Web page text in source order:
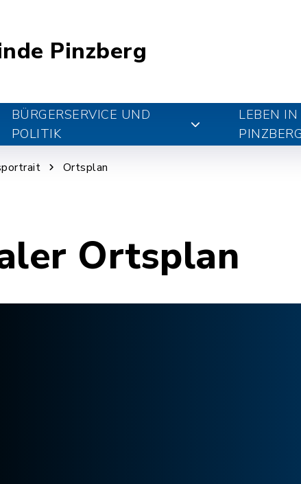
Pinzberg
BÜRGERSERVICE UND
POLITIK
LEBEN IN
PINZBERG
Ortsplan
Ortsplan